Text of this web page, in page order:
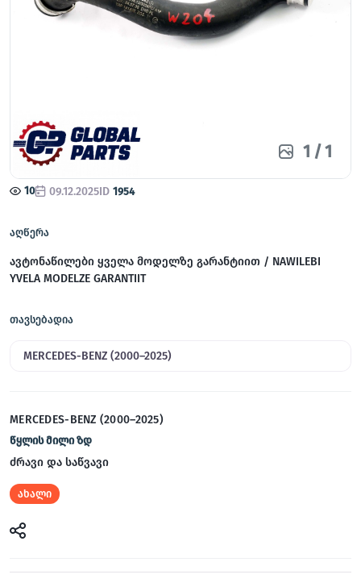
1 /1
10 09.12.2025ID 1954
აღწერა
ავტონაწილები ყველა მოდელზე გარანტიით / NAWILEBI
YVELA MODELZE GARANTIIT
თავსებადია
MERCEDES-BENZ (2000–2025)
MERCEDES-BENZ (2000–2025)
წყლის მილი ზდ
ძრავი და საწვავი
ახალი